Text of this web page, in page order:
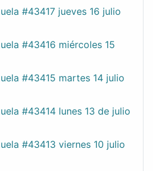
#43417 jueves 16 julio
#43416 miércoles 15
#43415 martes 14 julio
#43414 lunes 13 de julio
#43413 viernes 10 julio